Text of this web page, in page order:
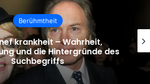
Berühmtheit
krankheit – Wahrheit,
und die Hintergründe des
Suchbegriffs